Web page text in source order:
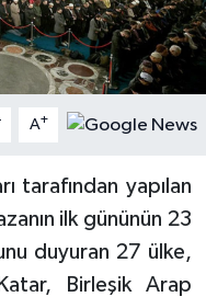
A+
tarafından yapılan
ilk gününün 23
duyuran 27 ülke,
Birleşik Arap